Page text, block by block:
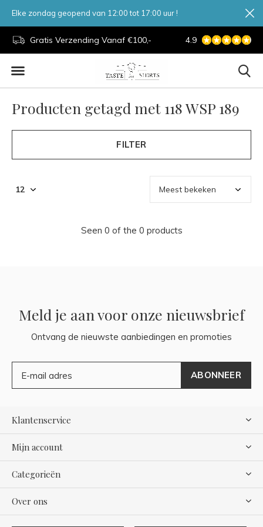
Gratis Verzending Vanaf €100,- 7 Dagen Per
4.9
Elke zondag geopend van 12:00 tot 17:00 uur !
Producten getagd met 118 WSP 189
FILTER
Seen 0 of the 0 products
Meld je aan voor onze nieuwsbrief
Ontvang de nieuwste aanbiedingen en promoties
ABONNEER
Klantenservice
Mijn account
Categorieën
Over ons